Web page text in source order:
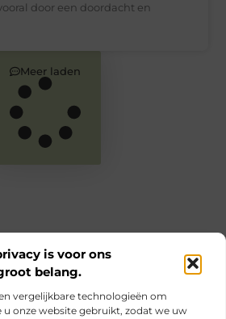
is voor ons
belang.
vergelijkbare technologieën om
u onze website gebruikt, zodat we uw
door een doordacht en
Meer laden